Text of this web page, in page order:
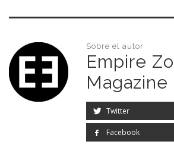
Sobre el autor
Empire
Magazine
Twitter
Facebook